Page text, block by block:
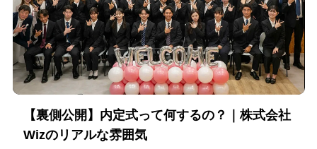
【裏側公開】内定式って何するの？｜株式会社
Wizのリアルな雰囲気